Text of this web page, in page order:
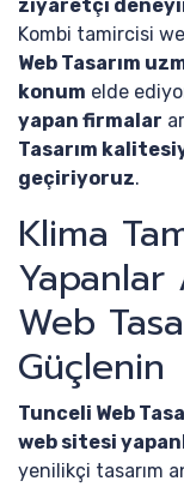
ziyaretçi
Kombi tamircisi
Web Tasarım
konum elde
yapan firmalar
Tasarım
geçiriyoruz.
Klima
Yapanlar
Web
Güçlenin
Tunceli Web
web sitesi
yenilikçi tasarım